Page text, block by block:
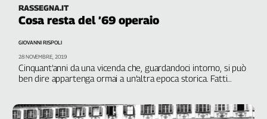
RASSEGNA.IT
Cosa resta del ’69 operaio
Cinquant’anni da una vicenda che, guardandoci intorno, si può
ben dire appartenga ormai a un’altra epoca storica. Fatti
GIOVANNI RISPOLI
28 NOVEMBRE, 2019